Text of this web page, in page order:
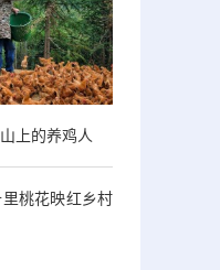
上的养鸡人
桃花映红乡村